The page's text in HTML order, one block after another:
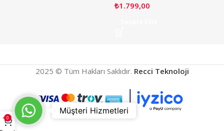
₺1.799,00
2025 © Tüm Hakları Saklıdır. Recci Teknoloji
0
Teknik
Destek
Müşteri Hizmetleri